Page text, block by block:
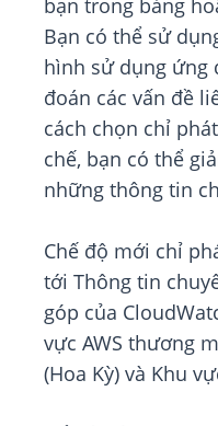
bạn trong bảng
Bạn có thể sử
hình sử dụng ứng
đoán các vấn đề
cách chọn chỉ
chế, bạn có thể
những thông tin
Chế độ mới chỉ
tới Thông tin
góp của
vực AWS thương
(Hoa Kỳ) và Khu